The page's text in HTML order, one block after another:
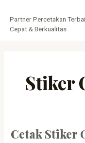
konten
Partner Percetakan
Cepat & Berkualitas
Stiker
Cetak Stiker
Cetak